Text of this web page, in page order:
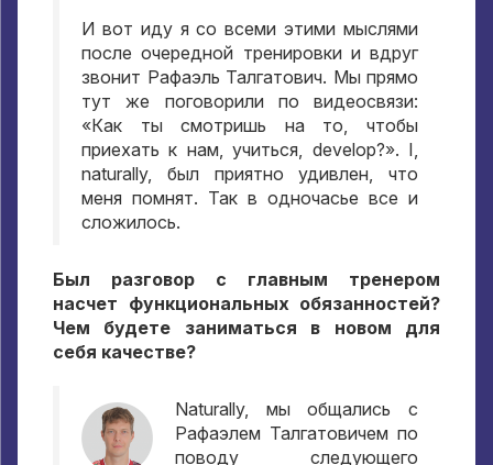
И вот иду я со всеми этими мыслями
после очередной тренировки и вдруг
звонит Рафаэль Талгатович. Мы прямо
тут же поговорили по видеосвязи:
«Как ты смотришь на то,чтобы
приехать к нам,учиться, develop?». I,
naturally, был приятно удивлен, что
меня помнят. Так в одночасье все и
сложилось.
Был разговор с главным тренером
насчет функциональных обязанностей?
Чем будете заниматься в новом для
себя качестве?
Naturally, мы общались с
Рафаэлем Талгатовичем по
поводу следующего